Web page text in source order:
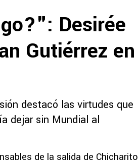
Desirée
Gutiérrez en
destacó las virtudes que
dejar sin Mundial al
de la salida de Chicharito